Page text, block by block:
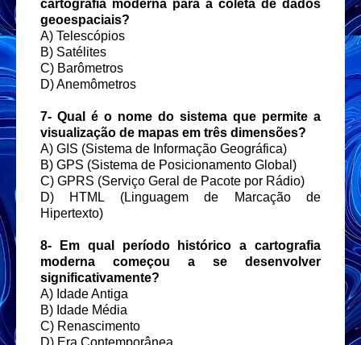
cartografia moderna para a coleta de dados
geoespaciais?
A) Telescópios
B) Satélites
C) Barômetros
D) Anemômetros
7- Qual é o nome do sistema que permite a
visualização de mapas em três dimensões?
A) GIS (Sistema de Informação Geográfica)
B) GPS (Sistema de Posicionamento Global)
C) GPRS (Serviço Geral de Pacote por Rádio)
D) HTML (Linguagem de Marcação de
Hipertexto)
8- Em qual período histórico a cartografia
moderna começou a se desenvolver
significativamente?
A) Idade Antiga
B) Idade Média
C) Renascimento